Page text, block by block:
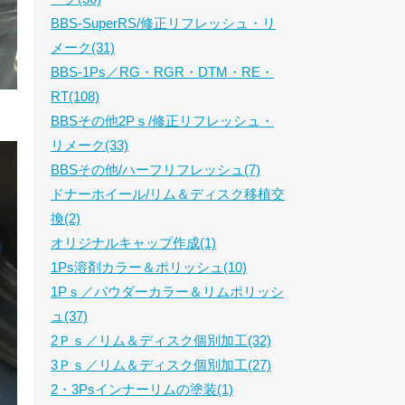
BBS-SuperRS/修正リフレッシュ・リ
メーク(31)
BBS-1Ps／RG・RGR・DTM・RE・
RT(108)
BBSその他2Pｓ/修正リフレッシュ・
リメーク(33)
BBSその他/ハーフリフレッシュ(7)
ドナーホイール/リム＆ディスク移植交
換(2)
オリジナルキャップ作成(1)
1Ps溶剤カラー＆ポリッシュ(10)
1Pｓ／パウダーカラー＆リムポリッシ
ュ(37)
2Ｐｓ／リム＆ディスク個別加工(32)
3Ｐｓ／リム＆ディスク個別加工(27)
2・3Psインナーリムの塗装(1)